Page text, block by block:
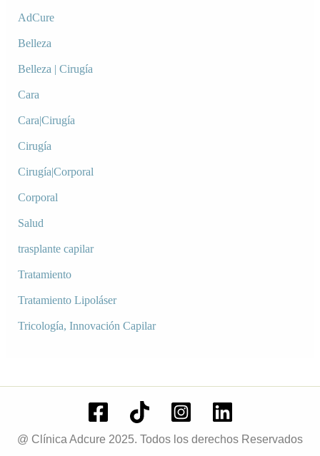
AdCure
Belleza
Belleza | Cirugía
Cara
Cara|Cirugía
Cirugía
Cirugía|Corporal
Corporal
Salud
trasplante capilar
Tratamiento
Tratamiento Lipoláser
Tricología, Innovación Capilar
@ Clínica Adcure 2025. Todos los derechos Reservados